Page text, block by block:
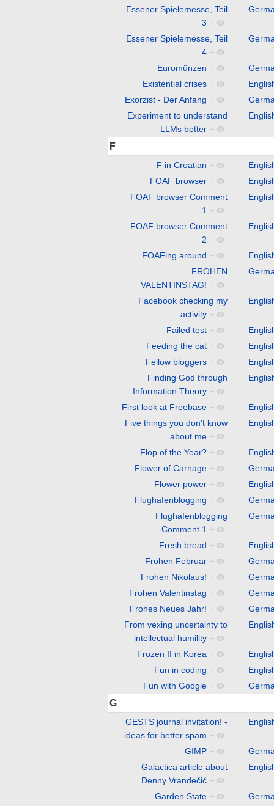
Essener Spielemesse, Teil
3 +
Essener Spielemesse, Teil
4 +
Euromünzen +
Existential crises +
Exorzist - Der Anfang +
Experiment to understand
LLMs better +
F
F in Croatian +
FOAF browser +
FOAF browser Comment
1 +
FOAF browser Comment
2 +
FOAFing around +
FROHEN
VALENTINSTAG! +
Facebook checking my
activity +
Failed test +
Feeding the cat +
Fellow bloggers +
Finding God through
Information Theory +
First look at Freebase +
Five things you don't know
about me +
Flop of the Year? +
Flower of Carnage +
Flower power +
Flughafenblogging +
Flughafenblogging
Comment 1 +
Fresh bread +
Frohen Februar +
Frohen Nikolaus! +
Frohen Valentinstag +
Frohes Neues Jahr! +
From vexing uncertainty to
intellectual humility +
Frozen II in Korea +
Fun in coding +
Fun with Google +
G
GESTS journal invitation! -
ideas for better spam +
GIMP +
Galactica article about
Denny Vrandečić +
Garden State +